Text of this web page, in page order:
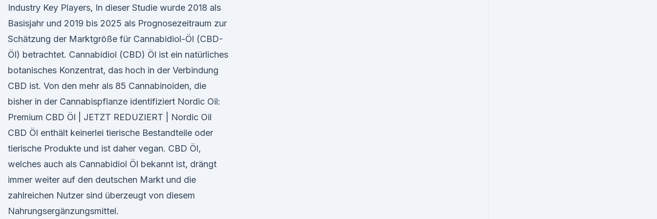
Industry Key Players, In dieser Studie wurde 2018 als
Basisjahr und 2019 bis 2025 als Prognosezeitraum zur
Schätzung der Marktgröße für Cannabidiol-Öl (CBD-
Öl) betrachtet. Cannabidiol (CBD) Öl ist ein natürliches
botanisches Konzentrat, das hoch in der Verbindung
CBD ist. Von den mehr als 85 Cannabinoiden, die
bisher in der Cannabispflanze identifiziert Nordic Oil:
Premium CBD Öl | JETZT REDUZIERT | Nordic Oil
CBD Öl enthält keinerlei tierische Bestandteile oder
tierische Produkte und ist daher vegan. CBD Öl,
welches auch als Cannabidiol Öl bekannt ist, drängt
immer weiter auf den deutschen Markt und die
zahlreichen Nutzer sind überzeugt von diesem
Nahrungsergänzungsmittel.